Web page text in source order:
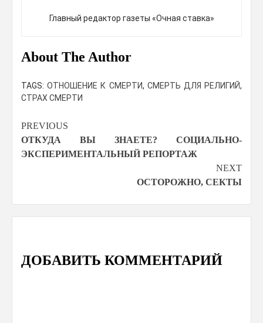
Главный редактор газеты «Очная ставка»
About The Author
TAGS:ОТНОШЕНИЕ К СМЕРТИ, СМЕРТЬ ДЛЯ РЕЛИГИЙ,
СТРАХ СМЕРТИ
Continue
Reading
PREVIOUS
ОТКУДА ВЫ ЗНАЕТЕ? СОЦИАЛЬНО-
ЭКСПЕРИМЕНТАЛЬНЫЙ РЕПОРТАЖ
NEXT
ОСТОРОЖНО, СЕКТЫ
ДОБАВИТЬ КОММЕНТАРИЙ